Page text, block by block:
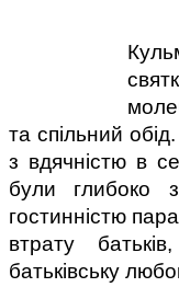
та спільний
з вдячністю в
були глибоко
гостинністю
втрату
батьківську